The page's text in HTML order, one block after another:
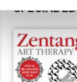
SPECIAL